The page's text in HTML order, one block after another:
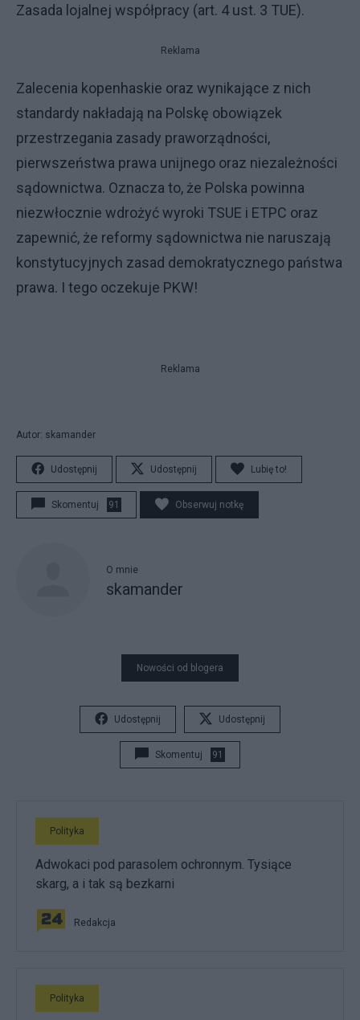
Zasada lojalnej współpracy (art. 4 ust. 3 TUE).
Reklama
Zalecenia kopenhaskie oraz wynikające z nich
standardy nakładają na Polskę obowiązek
przestrzegania zasady praworządności,
pierwszeństwa prawa unijnego oraz niezależności
sądownictwa. Oznacza to, że Polska powinna
niezwłocznie wdrożyć wyroki TSUE i ETPC oraz
zapewnić, że reformy sądownictwa nie naruszają
konstytucyjnych zasad demokratycznego państwa
prawa. I tego oczekuje PKW!
Reklama
Autor: skamander
Udostępnij Udostępnij Lubię to!
Skomentuj 91 Obserwuj notkę
O mnie
skamander
Nowości od blogera
Udostępnij Udostępnij
Skomentuj 91
Polityka
Adwokaci pod parasolem ochronnym. Tysiące
skarg, a i tak są bezkarni
Redakcja
Polityka